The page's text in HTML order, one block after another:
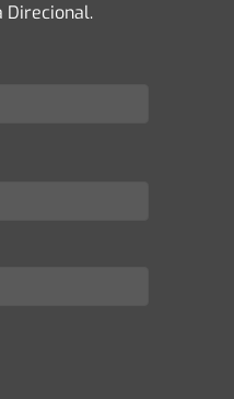
Direcional.